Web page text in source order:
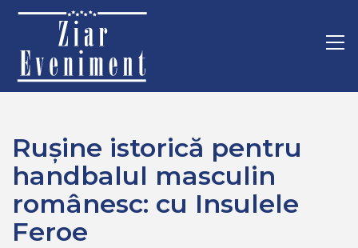
Sport
Rușine istorică pentru handbalul masculin românesc: cu
Insulele Feroe
Rușine istorică pentru
handbalul masculin
românesc: cu Insulele
Feroe